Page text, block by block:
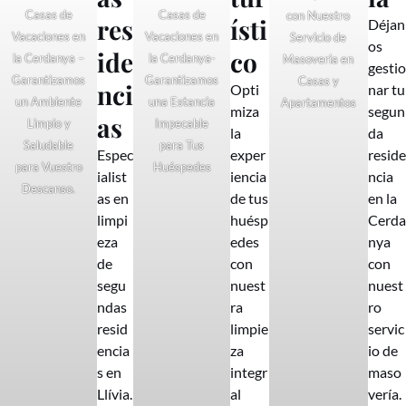
Casas de
Vacaciones en
la Cerdanya –
Garantizamos
un Ambiente
Limpio y
Saludable
para Vuestro
Descanso.
res
ide
nci
as
Espec
ialist
as en
limpi
eza
de
segu
ndas
resid
encia
s en
Llívia.
Casas de
Vacaciones en
la Cerdanya-
Garantizamos
una Estancia
Impecable
para Tus
Huéspedes
ísti
co
Opti
miza
la
exper
iencia
de tus
huésp
edes
con
nuest
ra
limpie
za
integr
al
con Nuestro
Servicio de
Masoveria en
Casas y
Apartamentos
Déjan
os
gestio
nar tu
segun
da
reside
ncia
en la
Cerda
nya
con
nuest
ro
servic
io de
maso
vería.